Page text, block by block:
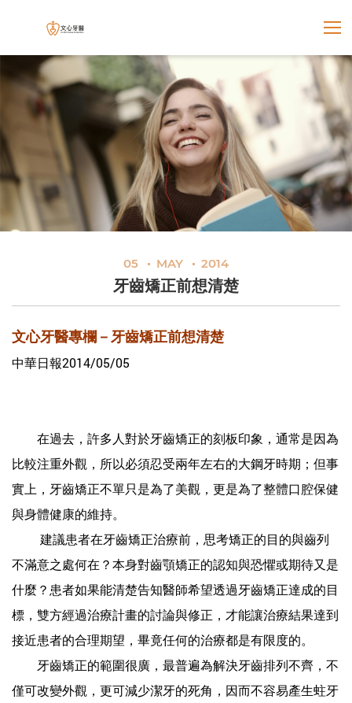
文心牙醫聯合診所
展開
05 MAY 2014
牙齒矯正前想清楚
文心牙醫專欄－牙齒矯正前想清楚
中華日報2014/05/05
在過去，許多人對於牙齒矯正的刻板印象，通常是因為
比較注重外觀，所以必須忍受兩年左右的大鋼牙時期；但事
實上，牙齒矯正不單只是為了美觀，更是為了整體口腔保健
與身體健康的維持。
建議患者在牙齒矯正治療前，思考矯正的目的與齒列
不滿意之處何在？本身對齒顎矯正的認知與恐懼或期待又是
什麼？患者如果能清楚告知醫師希望透過牙齒矯正達成的目
標，雙方經過治療計畫的討論與修正，才能讓治療結果達到
接近患者的合理期望，畢竟任何的治療都是有限度的。
牙齒矯正的範圍很廣，最普遍為解決牙齒排列不齊，不
僅可改變外觀，更可減少潔牙的死角，因而不容易產生蛀牙